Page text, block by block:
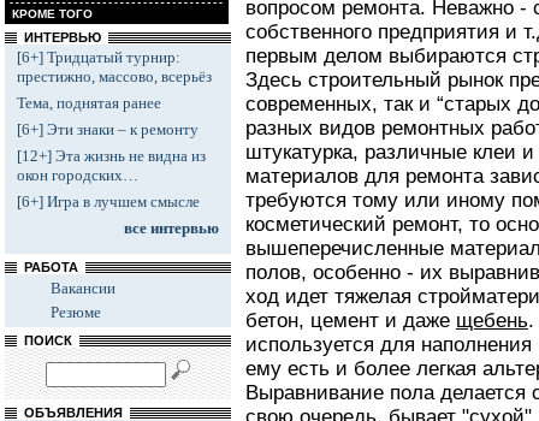
КРОМЕ ТОГО
ИНТЕРВЬЮ
[6+] Тридцатый турнир:
престижно, массово, всерьёз
Тема, поднятая ранее
[6+] Эти знаки – к ремонту
[12+] Эта жизнь не видна из
окон городских…
[6+] Игра в лучшем смысле
все интервью
РАБОТА
Вакансии
Резюме
ПОИСК
ОБЪЯВЛЕНИЯ
вопросом ремонта. Неважно -
собственного предприятия и
первым делом выбираются
Здесь строительный рынок
современных, так и “старых
разных видов ремонтных
штукатурка, различные клеи
материалов для ремонта
требуются тому или иному
косметический ремонт, то
вышеперечисленные
полов, особенно - их
ход идет тяжелая
бетон, цемент и даже щебень.
используется для
ему есть и более легкая
Выравнивание пола